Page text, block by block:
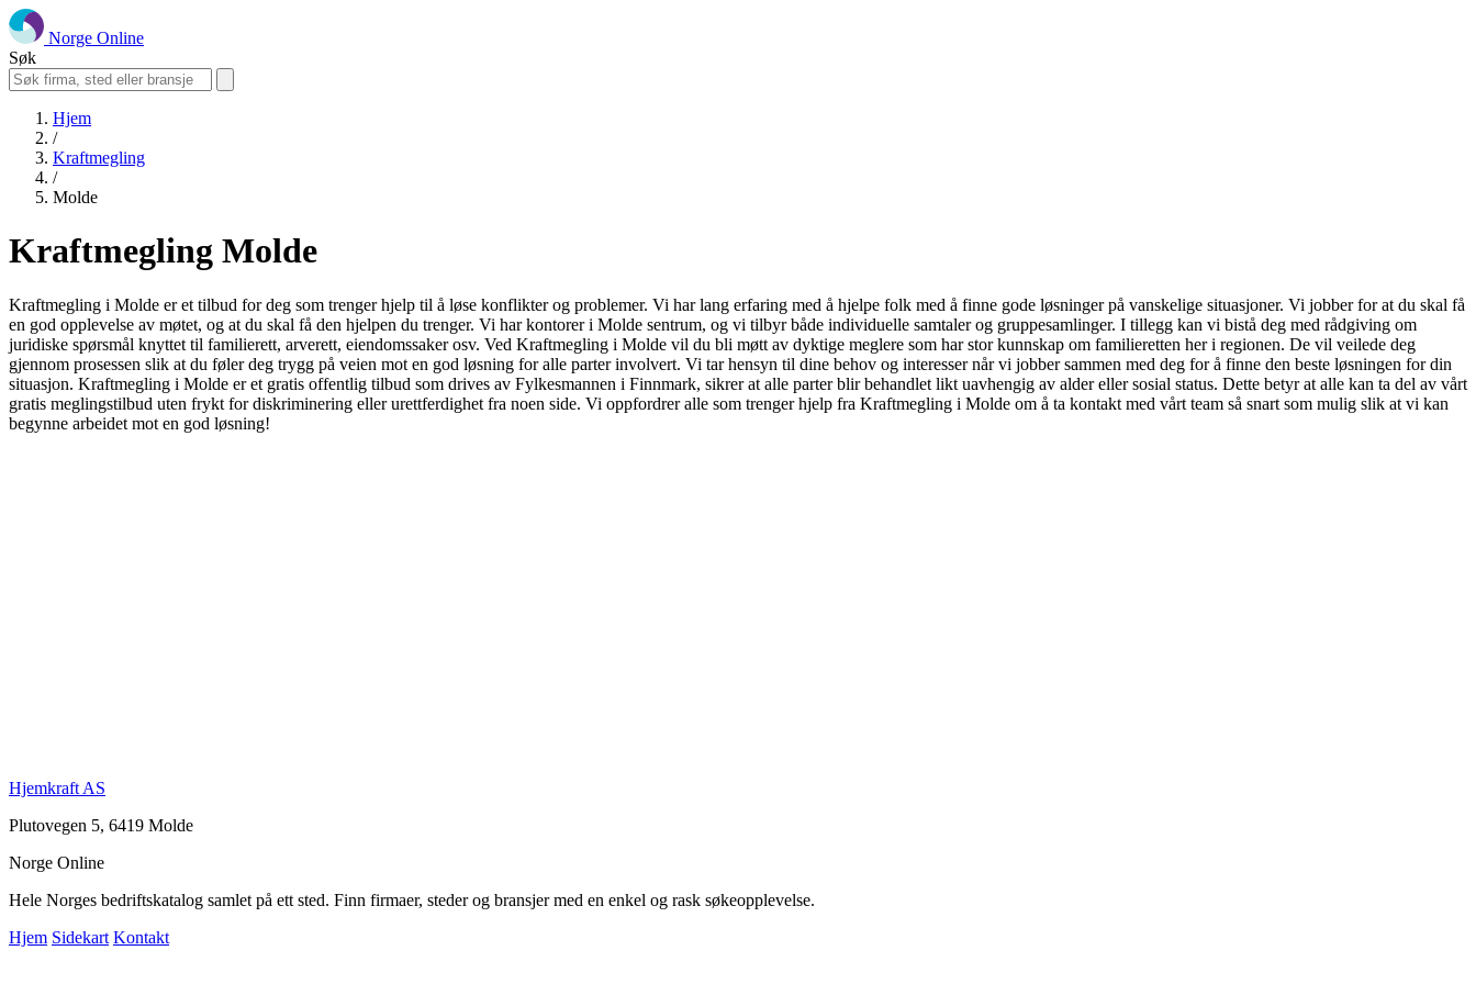
Norge Online
Søk
Hjem
/
Kraftmegling
/
Molde
Kraftmegling Molde
Kraftmegling i Molde er et tilbud for deg som trenger hjelp til å løse konflikter og problemer. Vi har lang erfaring med å hjelpe folk med å finne gode løsninger på vanskelige situasjoner. Vi jobber for at du skal få
en god opplevelse av møtet, og at du skal få den hjelpen du trenger. Vi har kontorer i Molde sentrum, og vi tilbyr både individuelle samtaler og gruppesamlinger. I tillegg kan vi bistå deg med rådgiving om
juridiske spørsmål knyttet til familierett, arverett, eiendomssaker osv. Ved Kraftmegling i Molde vil du bli møtt av dyktige meglere som har stor kunnskap om familieretten her i regionen. De vil veilede deg
gjennom prosessen slik at du føler deg trygg på veien mot en god løsning for alle parter involvert. Vi tar hensyn til dine behov og interesser når vi jobber sammen med deg for å finne den beste løsningen for din
situasjon. Kraftmegling i Molde er et gratis offentlig tilbud som drives av Fylkesmannen i Finnmark, sikrer at alle parter blir behandlet likt uavhengig av alder eller sosial status. Dette betyr at alle kan ta del av vårt
gratis meglingstilbud uten frykt for diskriminering eller urettferdighet fra noen side. Vi oppfordrer alle som trenger hjelp fra Kraftmegling i Molde om å ta kontakt med vårt team så snart som mulig slik at vi kan
begynne arbeidet mot en god løsning!
Hjemkraft AS
Plutovegen 5, 6419 Molde
Norge Online
Hele Norges bedriftskatalog samlet på ett sted. Finn firmaer, steder og bransjer med en enkel og rask søkeopplevelse.
Hjem Sidekart Kontakt